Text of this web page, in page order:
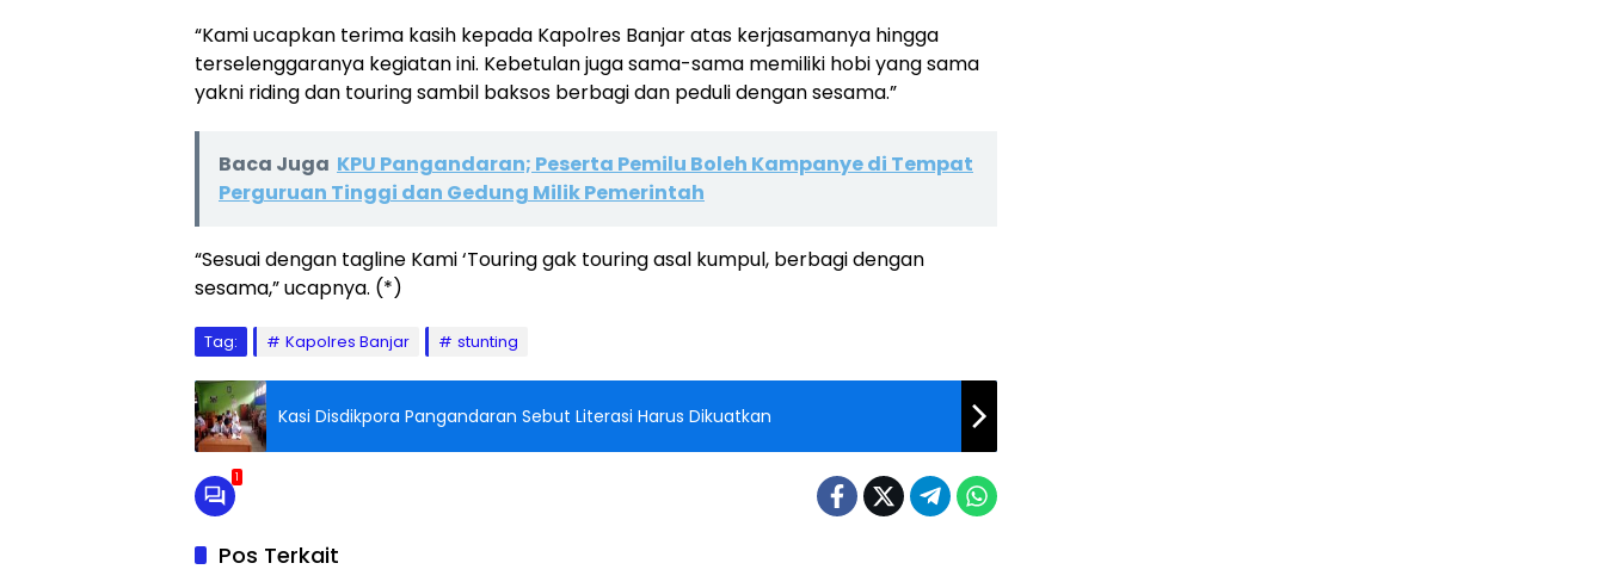
“Kami ucapkan terima kasih kepada Kapolres Banjar atas kerjasamanya hingga
terselenggaranya kegiatan ini. Kebetulan juga sama-sama memiliki hobi yang sama
yakni riding dan touring sambil baksos berbagi dan peduli dengan sesama.”
Baca Juga KPU Pangandaran; Peserta Pemilu Boleh Kampanye di Tempat
Perguruan Tinggi dan Gedung Milik Pemerintah
“Sesuai dengan tagline Kami ‘Touring gak touring asal kumpul, berbagi dengan
sesama,” ucapnya. (*)
Tag: Kapolres Banjar stunting
Kasi Disdikpora Pangandaran Sebut Literasi Harus Dikuatkan
1
Pos Terkait